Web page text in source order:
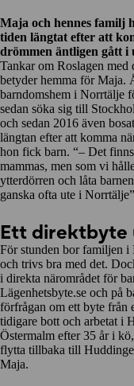
Maja och hennes familj
tiden längtat efter att
drömmen äntligen gått i
Tankar om Roslagen med
betyder hemma för Maja.
barndomshem i Norrtälje
sedan söka sig till
och sedan 2016 även
längtan efter att komma
hon fick barn. “– Det
mammas, men som vi
ytterdörren och låta
ganska ofta ute i
Ett direktbyte
För stunden bor familjen
och trivs bra med det.
i direkta närområdet för
Lägenhetsbyte.se och på
förfrågan om ett byte från
tidigare bott och arbetat i
Östermalm efter 35 år i
flytta tillbaka till Huddinge
Maja.